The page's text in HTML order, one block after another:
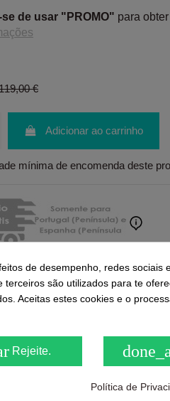
se de usar "PROMO" para
€
Adicionar ao carrinho
mínima de encomenda deste
Be the first to share us
de desempenho, redes sociais
terceiros são utilizados para te
Aceitas estes cookies e o
Rejeite.
Política de